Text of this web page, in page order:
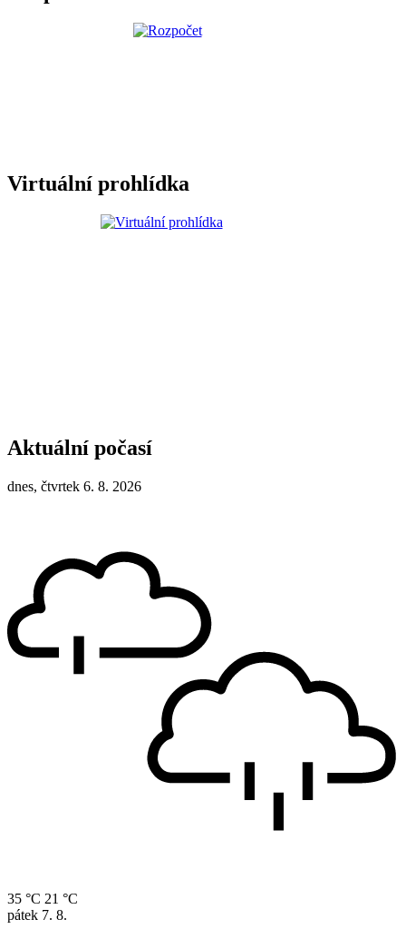
Virtuální prohlídka
Aktuální počasí
dnes, čtvrtek 6. 8. 2026
35 °C 21 °C
pátek 7. 8.